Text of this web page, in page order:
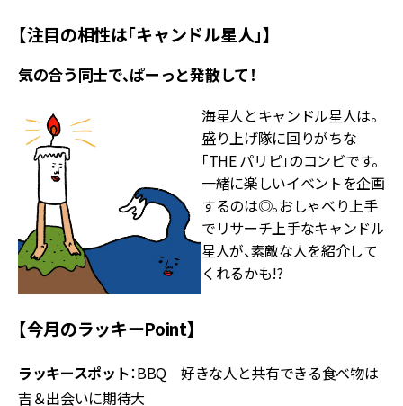
【注目の相性は「キャンドル星人」】
気の合う同士で、ぱーっと発散して！
海星人とキャンドル星人は。
盛り上げ隊に回りがちな
「THE パリピ」のコンビです。
一緒に楽しいイベントを企画
するのは◎。おしゃべり上手
でリサーチ上手なキャンドル
星人が、素敵な人を紹介して
くれるかも!?
【今月のラッキーPoint】
ラッキースポット：BBQ 好きな人と共有できる食べ物は
吉＆出会いに期待大